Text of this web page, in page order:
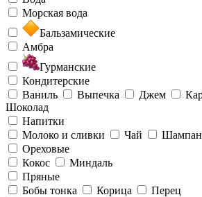
Морская вода
Бальзамические
Амбра
Гурманские
Кондитерские
Ваниль
Выпечка Джем
Шоколад
Напитки
Молоко и сливки
Чай
Ореховые
Кокос
Миндаль
Пряные
Бобы тонка
Корица
Перец